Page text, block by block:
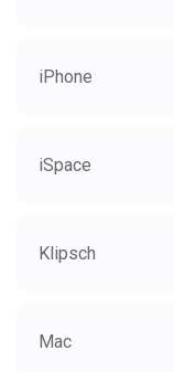
iPhone
iSpace
Klipsch
Mac